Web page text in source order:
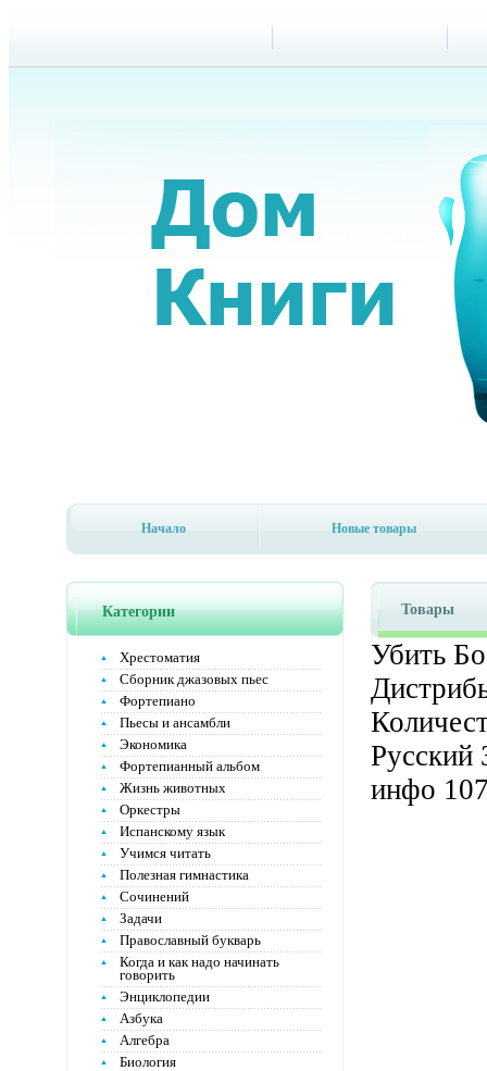
Начало Новые товары
Категории
Хрестоматия
Сборник джазовых пьес
Фортепиано
Пьесы и ансамбли
Экономика
Фортепианный альбом
Жизнь животных
Оркестры
Испанскому язык
Учимся читать
Полезная гимнастика
Сочинений
Задачи
Православный букварь
Когда и как надо начинать
говорить
Энциклопедии
Азбука
Алгебра
Биология
Товары
Убить
Русский
инфо